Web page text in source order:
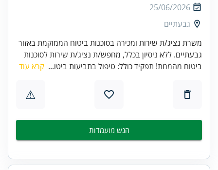
25/06/2026
גבעתיים
משרת נציג/ת שירות ומכירה בסוכנות ביטוח הממוקמת באזור
גבעתיים. ללא ניסיון בכלל, מחפש/ת נציג/ת שירות לסוכנות
ביטוח מהממת! תפקיד כולל: טיפול בתביעות ביטו... קרא עוד
⚠
הגש מועמדות